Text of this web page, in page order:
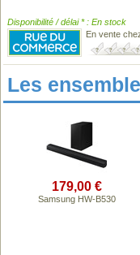
Disponibilité / délai * : En stock
En vente
Les
179,00 €
Samsung HW-B530